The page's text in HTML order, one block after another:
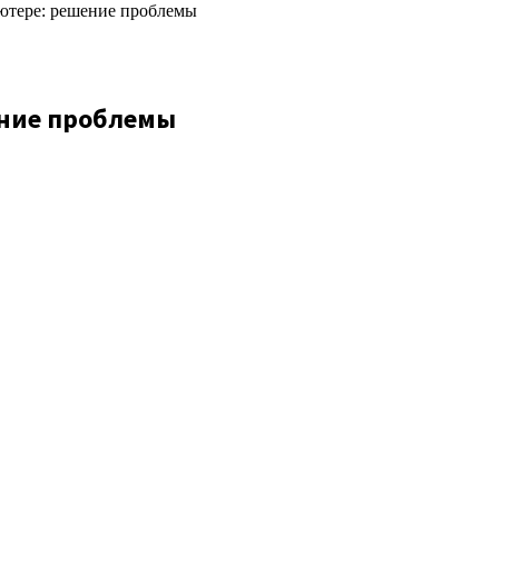
решение проблемы
проблемы